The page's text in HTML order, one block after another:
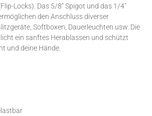
Locks). Das 5/8″ Spigot und das 1/4″
den Anschluss diverser
Softboxen, Dauerleuchten usw. Die
ein sanftes Herablassen und schützt
und deine Hände.